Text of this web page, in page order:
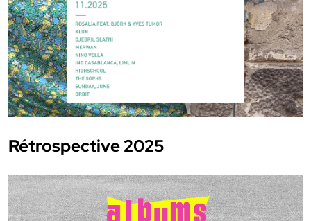
Rétrospective 2025